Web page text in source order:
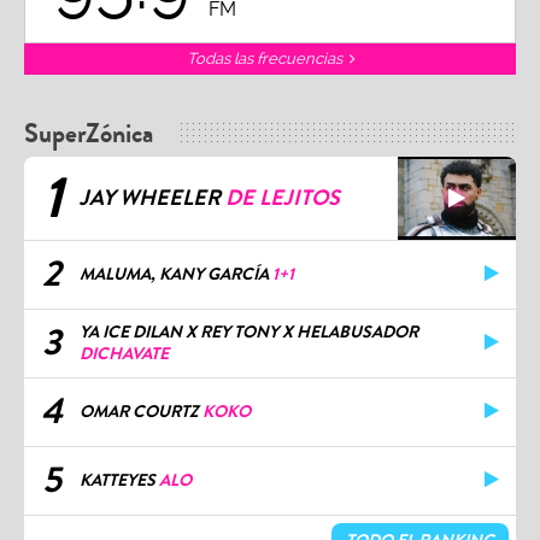
FM
Todas las frecuencias
SuperZónica
1 JAY WHEELERDE LEJITOS
2 MALUMA, KANY GARCÍA 1+1
3
YA ICE DILAN X REY TONY X HELABUSADOR
DICHAVATE
4 OMAR COURTZKOKO
5 KATTEYESALO